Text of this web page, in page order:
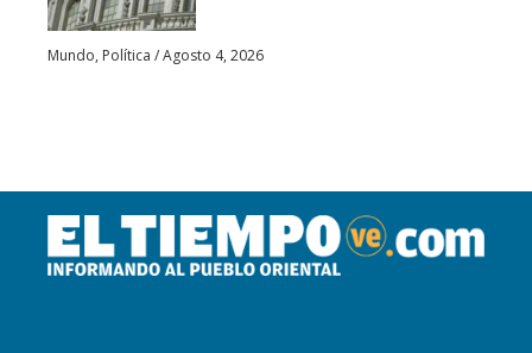
Mundo, Política /Agosto 4, 2026